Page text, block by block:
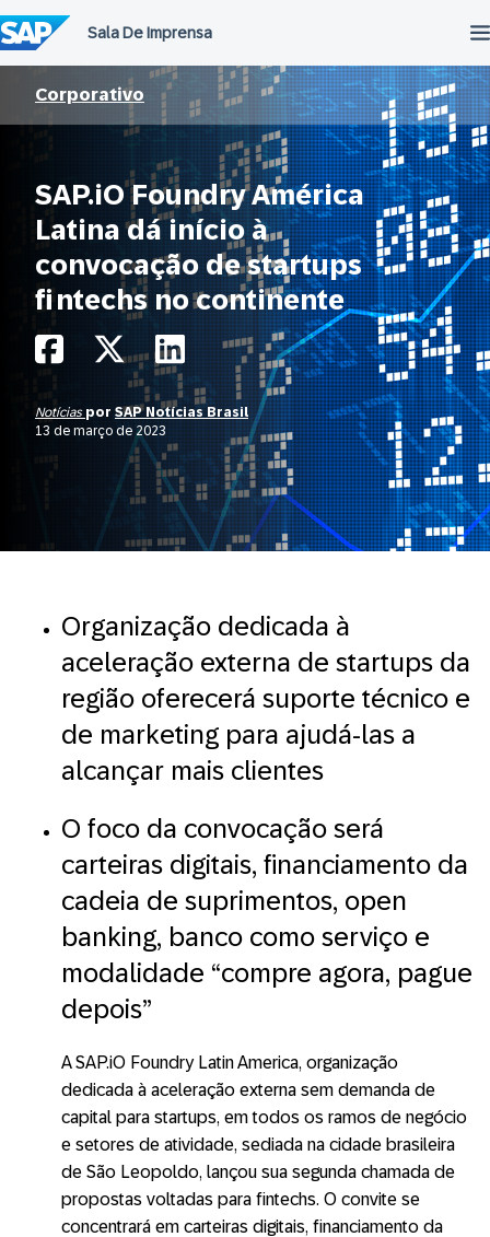
para
o
conteúdo
Corporativo
SAP.iO Foundry América
Latina dá início à
convocação de startups
fintechs no continente
Notícias por SAP Notícias Brasil
13 de março de 2023
Organização dedicada à
aceleração externa de startups da
região oferecerá suporte técnico e
de marketing para ajudá-las a
alcançar mais clientes
O foco da convocação será
carteiras digitais, financiamento da
cadeia de suprimentos, open
banking, banco como serviço e
modalidade “compre agora, pague
depois”
ASAP.iO Foundry Latin America, organização
dedicada à aceleração externa sem demanda de
capital para startups, em todos os ramos de negócio
e setores de atividade, sediada na cidade brasileira
de São Leopoldo, lançou sua segunda chamada de
propostas voltadas para fintechs. O convite se
concentrará em carteiras digitais, financiamento da